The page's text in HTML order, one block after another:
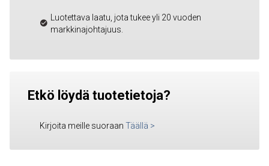
Luotettava laatu, jota tukee yli 20 vuoden
markkinajohtajuus.
Etkö löydä tuotetietoja?
Kirjoita meille suoraan Täällä >